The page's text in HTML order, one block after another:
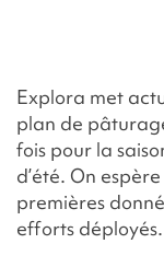
Explora met
plan de
fois pour la
d’été. On
premières
efforts déployés.